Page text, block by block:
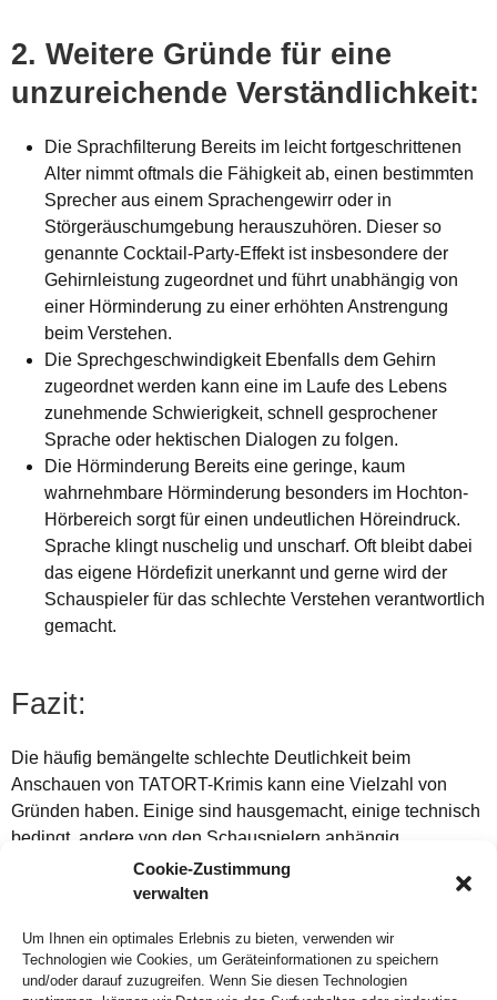
Cookie-Zustimmung
verwalten
Um Ihnen ein optimales Erlebnis zu bieten, verwenden wir
Technologien wie Cookies, um Geräteinformationen zu speichern
und/oder darauf zuzugreifen. Wenn Sie diesen Technologien
2. Weitere Gründe für eine
unzureichende Verständlichkeit:
Die Sprachfilterung Bereits im leicht fortgeschrittenen
Alter nimmt oftmals die Fähigkeit ab, einen bestimmten
Sprecher aus einem Sprachengewirr oder in
Störgeräuschumgebung herauszuhören. Dieser so
genannte Cocktail-Party-Effekt ist insbesondere der
Gehirnleistung zugeordnet und führt unabhängig von
einer Hörminderung zu einer erhöhten Anstrengung
beim Verstehen.
Die Sprechgeschwindigkeit Ebenfalls dem Gehirn
zugeordnet werden kann eine im Laufe des Lebens
zunehmende Schwierigkeit, schnell gesprochener
Sprache oder hektischen Dialogen zu folgen.
Die Hörminderung Bereits eine geringe, kaum
wahrnehmbare Hörminderung besonders im Hochton-
Hörbereich sorgt für einen undeutlichen Höreindruck.
Sprache klingt nuschelig und unscharf. Oft bleibt dabei
das eigene Hördefizit unerkannt und gerne wird der
Schauspieler für das schlechte Verstehen verantwortlich
gemacht.
Fazit:
Die häufig bemängelte schlechte Deutlichkeit beim
Anschauen von TATORT-Krimis kann eine Vielzahl von
Gründen haben. Einige sind hausgemacht, einige technisch
bedingt, andere von den Schauspielern anhängig.
Ein vielleicht gar nicht so bewusst wahrgenommener Faktor
fortgeschrittene Hörminderung sein. Ein unverständlicher
TATORT kann somit auch ein Indiz für ein nachlassendes
Gehör sein.